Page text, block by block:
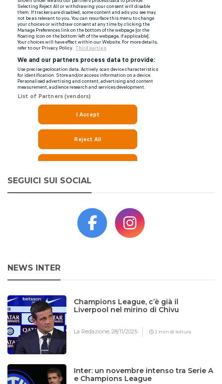
SEGUICI SUI SOCIAL
NEWS INTER
Champions League, c’è già il
Liverpool nel mirino di Chivu
La Redazione,28/11/2025 2 min di lettura
Inter: un novembre intenso tra Serie A
e Champions League